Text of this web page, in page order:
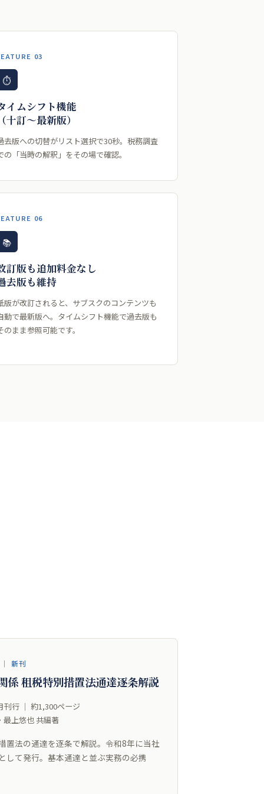
03
⏱
イムシフト機能
（十訂〜最新版）
去版への切替がリスト選択で30秒。税務調査
の「当時の解釈」をその場で確認。
06
📚
訂版も追加料金なし
去版も維持
版が改訂されると、サブスクのコンテンツも
動で最新版へ。タイムシフト機能で過去版も
のまま参照可能です。
新刊
係 租税特別措置法通達逐条解説
刊行 ｜ 約1,300ページ
最上悠也 共編著
置法の通達を逐条で解説。令和8年に当社
して発行。基本通達と並ぶ実務の必携